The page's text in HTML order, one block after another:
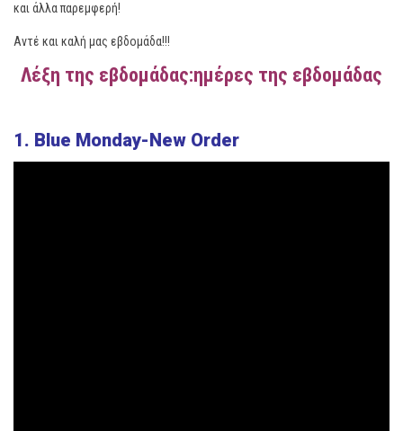
και άλλα παρεμφερή!
Αντέ και καλή μας εβδομάδα!!!
Λέξη της εβδομάδας:ημέρες της εβδομάδας
1. Blue Monday-New Order